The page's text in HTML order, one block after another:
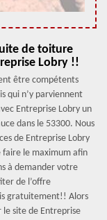
de toiture
Lobry !!
être compétents
qui n’y parviennent
Entreprise Lobry un
dans le 53300. Nous
de Entreprise Lobry
faire le maximum afin
à demander votre
de l’offre
gratuitement!! Alors
le site de Entreprise